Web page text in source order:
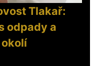
Tlakař:
odpady a
okolí